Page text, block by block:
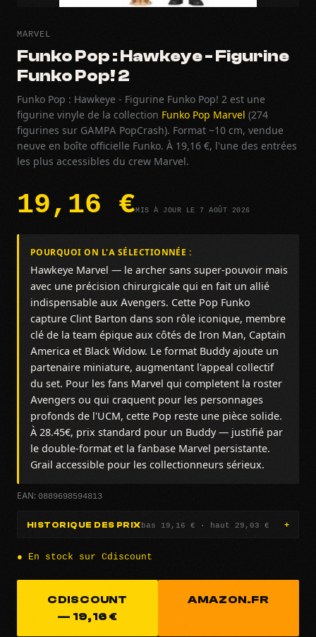
MARVEL
Funko Pop : Hawkeye - Figurine
Funko Pop! 2
Funko Pop : Hawkeye - Figurine Funko Pop! 2 est une
figurine vinyle de la collection Funko Pop Marvel (274
figurines sur GAMPA PopCrash). Format ~10 cm, vendue
neuve en boîte officielle Funko. À 19,16 €, l'une des entrées
les plus accessibles du crew Marvel.
19,16 €MIS À JOUR LE 7 AOÛT 2026
POURQUOI ON L'A SÉLECTIONNÉE :
Hawkeye Marvel — le archer sans super-pouvoir mais
avec une précision chirurgicale qui en fait un allié
indispensable aux Avengers. Cette Pop Funko
capture Clint Barton dans son rôle iconique, membre
clé de la team épique aux côtés de Iron Man, Captain
America et Black Widow. Le format Buddy ajoute un
partenaire miniature, augmentant l'appeal collectif
du set. Pour les fans Marvel qui completent la roster
Avengers ou qui craquent pour les personnages
profonds de l'UCM, cette Pop reste une pièce solide.
À 28.45€, prix standard pour un Buddy — justifié par
le double-format et la fanbase Marvel persistante.
Grail accessible pour les collectionneurs sérieux.
EAN: 0889698594813
HISTORIQUE DES PRIXbas 19,16 € · haut 29,03 €
● En stock sur Cdiscount
CDISCOUNT
— 19,16 €
AMAZON.FR